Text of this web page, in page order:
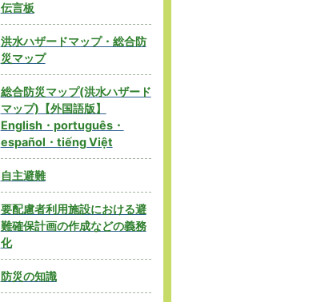
伝言板
洪水ハザードマップ・総合防
災マップ
総合防災マップ(洪水ハザード
マップ)【外国語版】
English・português・
español・tiếng Việt
自主避難
要配慮者利用施設における避
難確保計画の作成などの義務
化
防災の知識